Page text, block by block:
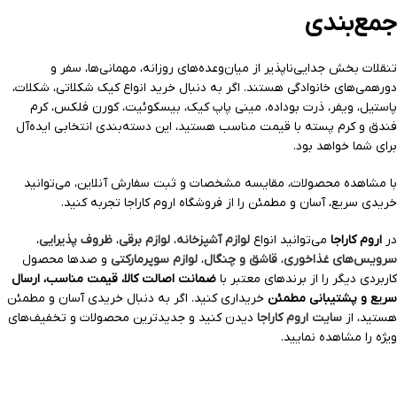
جمع‌بندی
تنقلات بخش جدایی‌ناپذیر از میان‌وعده‌های روزانه، مهمانی‌ها، سفر و
دورهمی‌های خانوادگی هستند. اگر به دنبال خرید انواع کیک شکلاتی، شکلات،
پاستیل، ویفر، ذرت بوداده، مینی پاپ کیک، بیسکوئیت، کورن فلکس، کرم
فندق و کرم پسته با قیمت مناسب هستید، این دسته‌بندی انتخابی ایده‌آل
برای شما خواهد بود.
با مشاهده محصولات، مقایسه مشخصات و ثبت سفارش آنلاین، می‌توانید
خریدی سریع، آسان و مطمئن را از فروشگاه اروم کاراجا تجربه کنید.
در اروم کاراجا می‌توانید انواع لوازم آشپزخانه، لوازم برقی، ظروف پذیرایی،
سرویس‌های غذاخوری، قاشق و چنگال، لوازم سوپرمارکتی و صدها محصول
کاربردی دیگر را از برندهای معتبر با ضمانت اصالت کالا، قیمت مناسب، ارسال
سریع و پشتیبانی مطمئن خریداری کنید. اگر به دنبال خریدی آسان و مطمئن
هستید، از سایت اروم کاراجا دیدن کنید و جدیدترین محصولات و تخفیف‌های
ویژه را مشاهده نمایید.